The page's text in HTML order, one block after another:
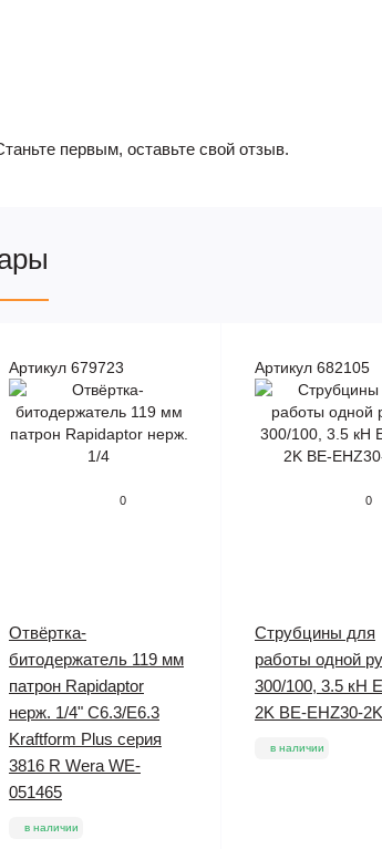
первым, оставьте свой отзыв.
Артикул 679723
0
Отвёртка-
битодержатель 119 мм
патрон Rapidaptor
нерж. 1/4" C6.3/E6.3
Kraftform Plus серия
3816 R Wera WE-
051465
в наличии
Артикул 682105
0
Струбцины для
работы одной
300/100, 3.5 кН
2K BE-EHZ30-2K
в наличии